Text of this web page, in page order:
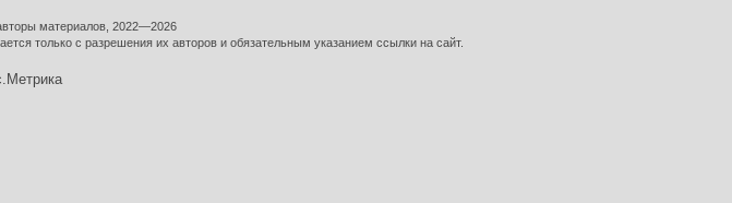
материалов, 2022—2026
только с разрешения их авторов и обязательным указанием ссылки на сайт.